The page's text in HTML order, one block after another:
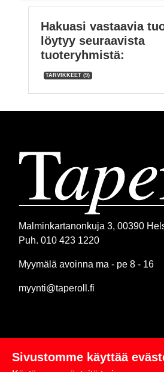
Hakuasi vastaavia
löytyy seuraavista
tuoteryhmistä:
TARVIKKEET(9)
Malminkartanonkuja 3, 00390
Puh. 010 423 1220
Myymälä avoinna ma - pe 8 - 16
myynti@taperoll.fi
Linkit
Sivustomme käyttää